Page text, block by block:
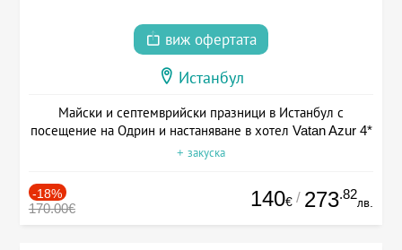
виж офертата
Истанбул
Майски и септемврийски празници в Истанбул с
посещение на Одрин и настаняване в хотел Vatan Azur 4*
+ закуска
-18%
170.00€ 140€ / 273.82
лв.